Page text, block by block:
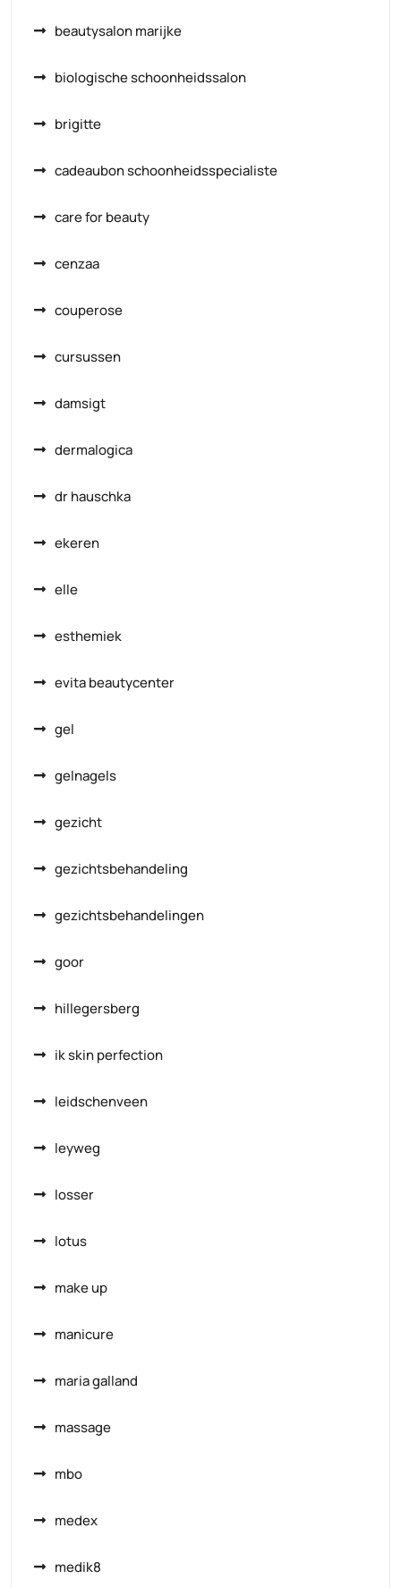
beautysalon marijke
biologische schoonheidssalon
brigitte
cadeaubon schoonheidsspecialiste
care for beauty
cenzaa
couperose
cursussen
damsigt
dermalogica
dr hauschka
ekeren
elle
esthemiek
evita beautycenter
gel
gelnagels
gezicht
gezichtsbehandeling
gezichtsbehandelingen
goor
hillegersberg
ik skin perfection
leidschenveen
leyweg
losser
lotus
make up
manicure
maria galland
massage
mbo
medex
medik8